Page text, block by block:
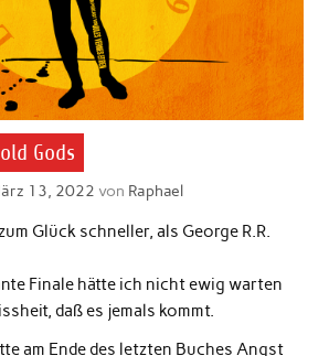
Gods
13, 2022 von Raphael
Glück schneller, als George R.R.
Finale hätte ich nicht ewig warten
daß es jemals kommt.
am Ende des letzten Buches Angst